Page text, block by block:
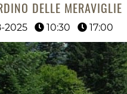
DELLE MERAVIGLIE
2025 10:30 17:00